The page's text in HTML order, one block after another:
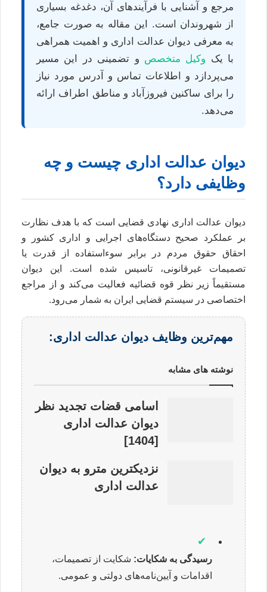
مرجع و آشنایی با فرآیندهای آن، دغدغه بسیاری
از شهروندان است. این مقاله به صورت جامع،
به معرفی دیوان عدالت اداری و اهمیت همراهی
با یک وکیل متخصص و تضمینی در این مسیر
می‌پردازد و اطلاعات تماس و آدرس مورد نیاز
را برای ساکنین فیروزآباد و مناطق اطراف ارائه
می‌دهد.
دیوان عدالت اداری چیست و چه
وظایفی دارد؟
دیوان عدالت اداری نهادی قضایی است که با هدف نظارت
بر عملکرد صحیح دستگاه‌های اجرایی و اداری کشور و
احقاق حقوق مردم در برابر سوءاستفاده از قدرت یا
تصمیمات غیرقانونی، تاسیس شده است. این دیوان
مستقیماً زیر نظر قوه قضائیه فعالیت می‌کند و از مراجع
اختصاصی در سیستم قضایی ایران به شمار می‌رود.
مهم‌ترین وظایف دیوان عدالت اداری:
نوشته های مشابه
اسامی قضات تجدید نظر
دیوان عدالت اداری
[1404]
نزدیکترین مترو به دیوان
عدالت اداری
✔
رسیدگی به شکایات: شکایت از تصمیمات،
اقدامات و آیین‌نامه‌های دولتی و عمومی.